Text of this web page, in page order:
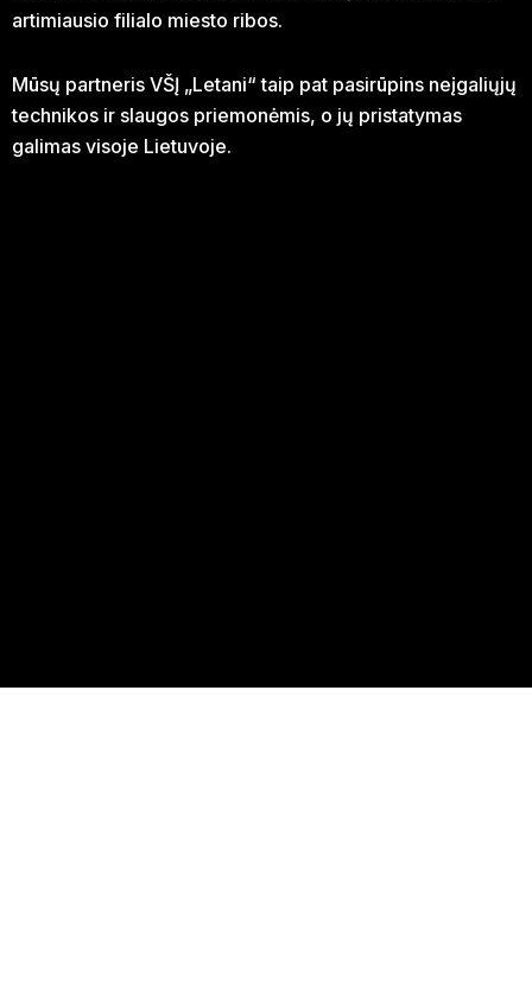
artimiausio filialo miesto ribos.
Mūsų partneris VŠĮ „Letani“ taip pat pasirūpins neįgaliųjų
technikos ir slaugos priemonėmis, o jų pristatymas
galimas visoje Lietuvoje.